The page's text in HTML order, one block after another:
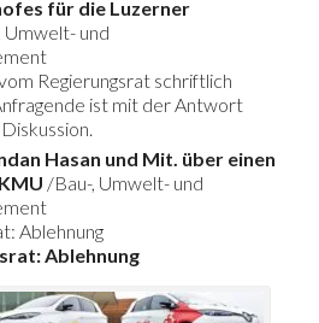
für die Luzerner
Umwelt- und
Regierungsrat schriftlich
ist mit der Antwort
Hasan und Mit. über einen
/Bau-, Umwelt- und
Ablehnung
Ablehnung